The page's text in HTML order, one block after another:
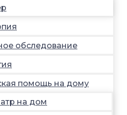
обследование
помощь на дому
на дом